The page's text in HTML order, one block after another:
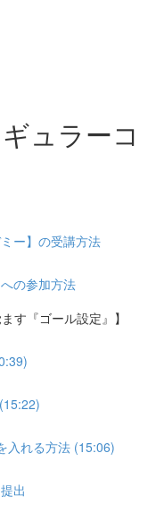
ュラーコ
ー】の受講方法
の参加方法
す『ゴール設定』】
入れる方法 (15:06)
出